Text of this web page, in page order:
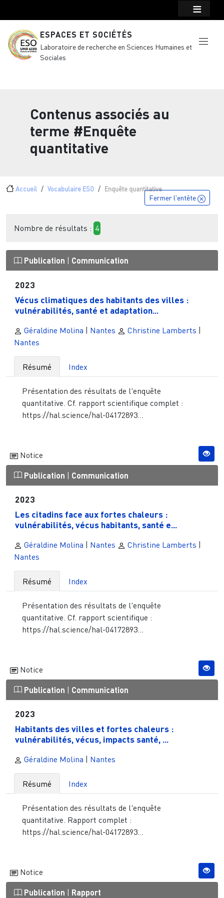
ESPACES ET SOCIÉTÉS
Laboratoire de recherche en Sciences Humaines et
Sociales
Contenus associés au
terme #Enquête
quantitative
Fil d'Ariane
Accueil Vocabulaire ESO Enquête quantitative
Fermer l'entête
Nombre de résultats : 4
Publication Communication
2023
Vécus climatiques des habitants des villes :
vulnérabilités, santé et adaptation...
Géraldine Molina | Nantes Christine Lamberts |
Nantes
Résumé Index
Présentation des résultats de l'enquête
quantitative. Cf. rapport scientifique complet :
https://hal.science/hal-04172893...
Notice
Publication | Communication
2023
Les citadins face aux fortes chaleurs :
vulnérabilités, vécus habitants, santé e...
Géraldine Molina | Nantes Christine Lamberts |
Nantes
Résumé Index
Présentation des résultats de l'enquête
quantitative. Cf. rapport scientifique :
https://hal.science/hal-04172893...
Notice
Publication | Communication
2023
Habitants des villes et fortes chaleurs :
vulnérabilités, vécus, impacts santé, ...
Géraldine Molina | Nantes
Résumé Index
Présentation des résultats de l'enquête
quantitative. Rapport complet :
https://hal.science/hal-04172893...
Notice
Publication | Rapport